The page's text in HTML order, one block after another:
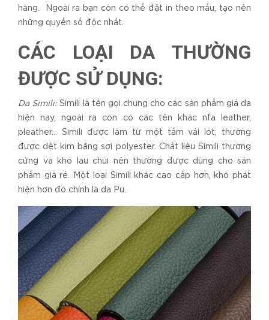
hàng. Ngoài ra bạn còn có thể đặt in theo mẫu, tạo nên
những quyển sổ độc nhất.
CÁC LOẠI DA THƯỜNG
ĐƯỢC SỬ DỤNG:
Da Simili: Simili là tên gọi chung cho các sản phẩm giả da
hiện nay, ngoài ra còn có các tên khác nfa leather,
pleather… Simili được làm từ một tấm vải lót, thường
được dệt kim bằng sợi polyester. Chất liệu Simili thường
cứng và khó lau chùi nên thường được dùng cho sản
phẩm giá rẻ. Một loại Simili khác cao cấp hơn, khó phát
hiện hơn đó chính là da Pu.